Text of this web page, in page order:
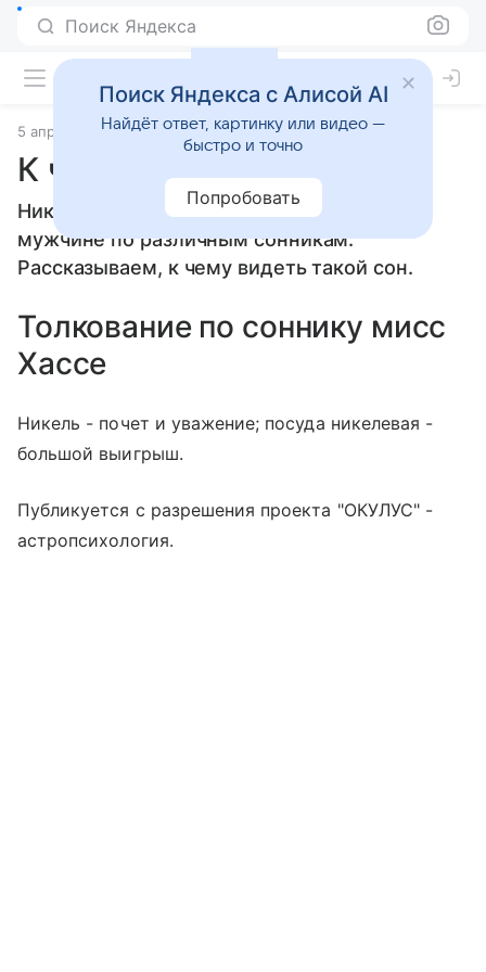
Поиск Яндекса
5 апреля 2010 Сонники
К чему снится Никель
Никель: толкование сна женщине или
мужчине по различным сонникам.
Рассказываем, к чему видеть такой сон.
Толкование по соннику мисс
Хассе
Никель - почет и уважение; посуда никелевая -
большой выигрыш.
Публикуется с разрешения проекта "ОКУЛУС" -
астропсихология.
Поиск Яндекса с Алисой AI
Найдёт ответ, картинку или видео —
быстро и точно
Попробовать